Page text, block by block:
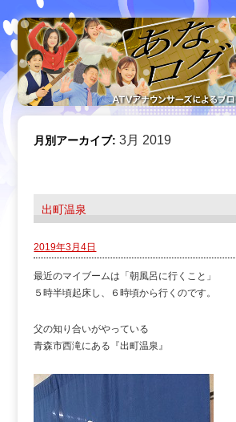
月別アーカイブ:3月 2019
出町温泉
2019年3月4日
最近のマイブームは「朝風呂に行くこと」
５時半頃起床し、６時頃から行くのです。
父の知り合いがやっている
青森市西滝にある『出町温泉』